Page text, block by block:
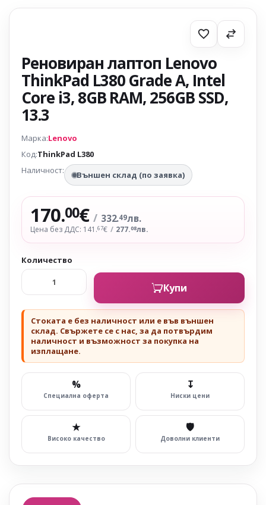
Реновиран лаптоп Lenovo
ThinkPad L380 Grade A, Intel
Core i3, 8GB RAM, 256GB SSD,
13.3
Марка:Lenovo
Код:ThinkPad L380
Наличност:
Външен склад (по заявка)
170.00€ / 332.49лв.
Цена без ДДС: 141.67€ / 277.08лв.
Количество
Купи
Стоката е без наличност или е във външен
склад. Свържете се с нас, за да потвърдим
наличност и възможност за покупка на
изплащане.
%
Специална оферта
↧
Ниски цени
★
Високо качество
🛡
Доволни клиенти